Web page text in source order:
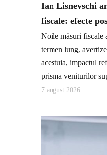
Ian Lisnevschi
fiscale: efecte
Noile măsuri fiscale
termen lung,
acestuia, impactul
prisma veniturilor
7 august 2026